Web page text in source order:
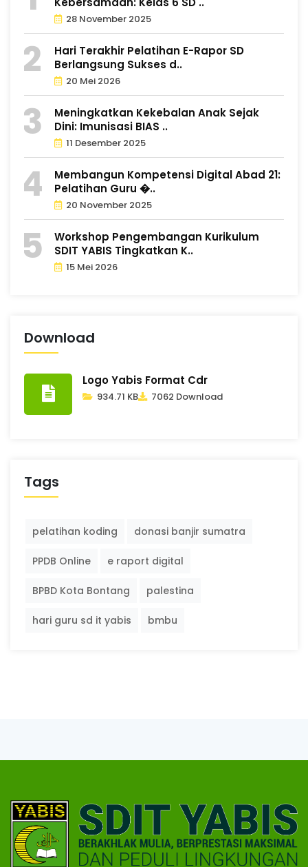
28 November 2025
Hari Terakhir Pelatihan E-Rapor SD
Berlangsung Sukses d..
20 Mei 2026
Meningkatkan Kekebalan Anak Sejak
Dini: Imunisasi BIAS ..
11 Desember 2025
Membangun Kompetensi Digital Abad 21:
Pelatihan Guru �..
20 November 2025
Workshop Pengembangan Kurikulum
SDIT YABIS Tingkatkan K..
15 Mei 2026
Download
Logo Yabis Format Cdr
934.71 KB 7062 Download
Tags
pelatihan koding donasi banjir sumatra
PPDB Online e raport digital
BPBD Kota Bontang palestina
hari guru sd it yabis bmbu